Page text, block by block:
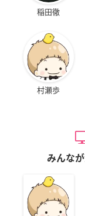
稲田徹
村瀬歩
みんな